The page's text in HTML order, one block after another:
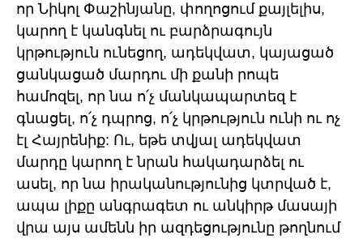
որ Նիկոլ Փաշինյանը, փողոցում քայլելիս,
կարող է կանգնել ու բարձրագույն
կրթություն ունեցող, ադեկվատ, կայացած
ցանկացած մարդու մի քանի րոպե
համոզել, որ նա ո՛չ մանկապարտեզ է
գնացել, ո՛չ դպրոց, ո՛չ կրթություն ունի ու ոչ
էլ Հայրենիք: Ու, եթե տվյալ ադեկվատ
մարդը կարող է նրան հակադարձել ու
ասել, որ նա իրականությունից կտրված է,
ապա լիքը անգրագետ ու անկիրթ մասայի
վրա այս ամենն իր ազդեցությունը թողնում